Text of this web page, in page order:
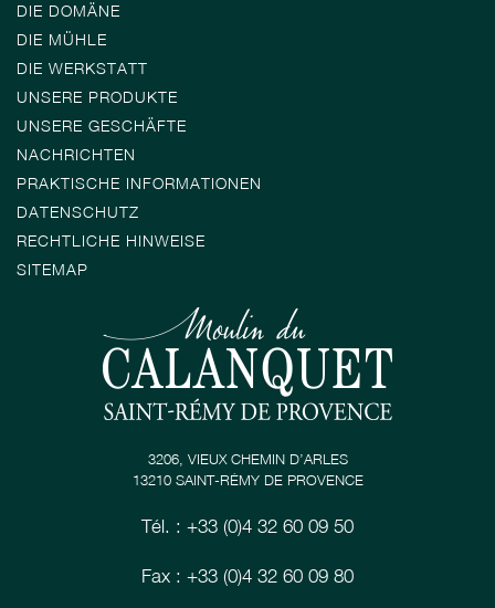
DIE DOMÄNE
DIE MÜHLE
DIE WERKSTATT
UNSERE PRODUKTE
UNSERE GESCHÄFTE
NACHRICHTEN
PRAKTISCHE INFORMATIONEN
DATENSCHUTZ
RECHTLICHE HINWEISE
SITEMAP
3206, VIEUX CHEMIN D’ARLES
13210 SAINT-RÉMY DE PROVENCE
Tél. : +33 (0)4 32 60 09 50
Fax : +33 (0)4 32 60 09 80